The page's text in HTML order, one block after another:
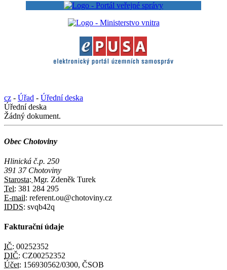
cz - Úřad - Úřední deska
Úřední deska
Žádný dokument.
Obec Chotoviny
Hlinická č.p. 250
391 37 Chotoviny
Starosta: Mgr. Zdeněk Turek
Tel: 381 284 295
E-mail: referent.ou@chotoviny.cz
IDDS: svqb42q
Fakturační údaje
IČ: 00252352
DIČ: CZ00252352
Účet: 156930562/0300, ČSOB